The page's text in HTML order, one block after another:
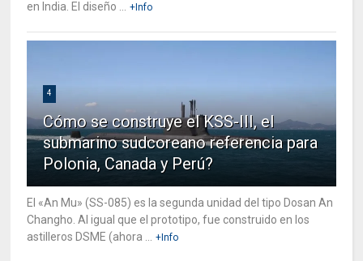
en India. El diseño ...
+Info
4
Cómo se construye el KSS-III, el
submarino sudcoreano referencia para
Polonia, Canada y Perú?
El «An Mu» (SS-085) es la segunda unidad del tipo Dosan An
Changho. Al igual que el prototipo, fue construido en los
astilleros DSME (ahora ...
+Info